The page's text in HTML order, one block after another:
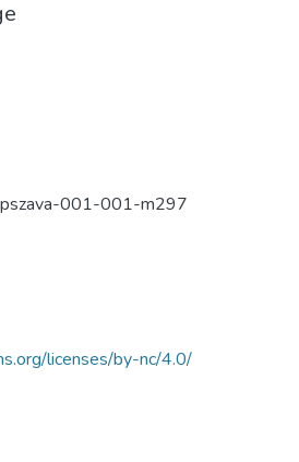
001-001-m297
licenses/by-nc/4.0/